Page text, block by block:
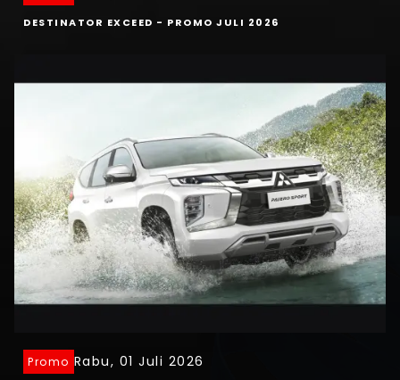
DESTINATOR EXCEED - PROMO JULI 2026
Promo Rabu, 01 Juli 2026